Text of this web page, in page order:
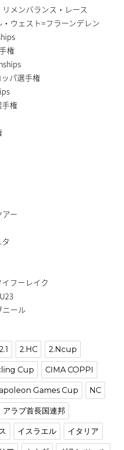
メンバランス・レース
・ウェスト=フラーンデレン
権
パ選手権
権
ー
フーレイク
ール
2.HC 2.Ncup
Cup CIMA COPPI
Games Cup NC
アラブ首長国連邦
イスラエル イタリア